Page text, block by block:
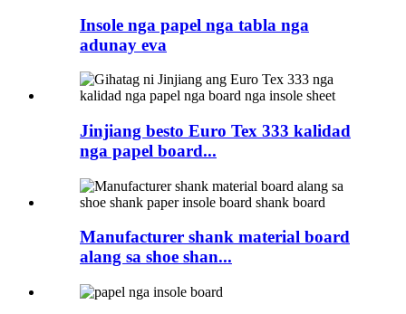
Insole nga papel nga tabla nga
adunay eva
Jinjiang besto Euro Tex 333 kalidad
nga papel board...
Manufacturer shank material board
alang sa shoe shan...